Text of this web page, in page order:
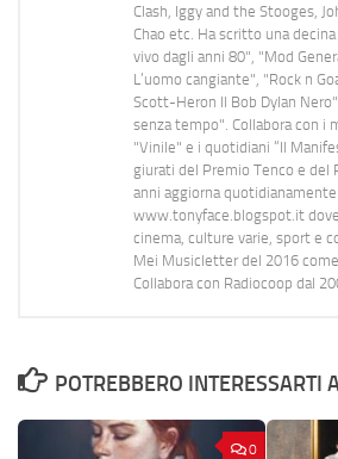
Clash, Iggy and the Stooges,
Chao etc. Ha scritto una
vivo dagli anni 80", "Mod
L’uomo cangiante", "Rock n
Scott-Heron Il Bob Dylan
senza tempo". Collabora con i
"Vinile" e i quotidiani “Il
giurati del Premio Tenco e del
anni aggiorna
www.tonyface.blogspot.it dove
cinema, culture varie, sport e
Mei Musicletter del 2016
Collabora con Radiocoop dal
POTREBBERO INTERESSARTI
0